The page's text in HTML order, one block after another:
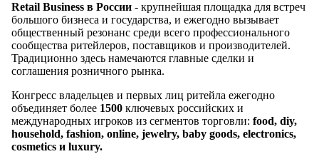
Retail Business в России - крупнейшая площадка для встреч
большого бизнеса и государства, и ежегодно вызывает
общественный резонанс среди всего профессионального
сообщества ритейлеров, поставщиков и производителей.
Традиционно здесь намечаются главные сделки и
соглашения розничного рынка.
Конгресс владельцев и первых лиц ритейла ежегодно
объединяет более 1500 ключевых российских и
международных игроков из сегментов торговли: food, diy,
household, fashion, online, jewelry, baby goods, electronics,
cosmetics и luxury.